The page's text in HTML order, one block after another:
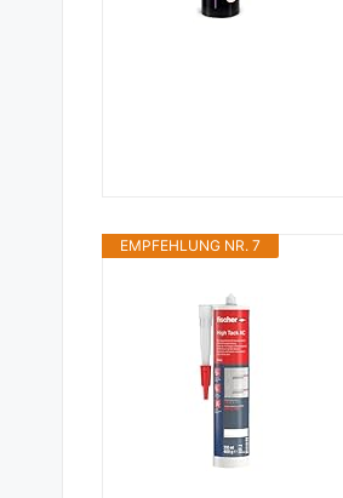
EMPFEHLUNG NR. 7